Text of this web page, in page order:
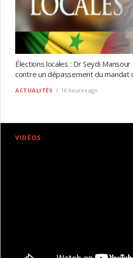
Élections locales : Dr Seydi
contre un dépassement du mandat
ACTUALITÉS 16 heures ago
VIDÉOS